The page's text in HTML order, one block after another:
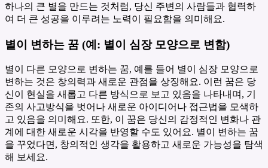
하나의 큰 별을 만드는 것처럼, 당신 주변의 사람들과 협력하
여 더 큰 성공을 이루려는 노력이 필요함을 의미해요.
별이 변하는 꿈 (예: 별이 심장 모양으로 변함)
별이 다른 모양으로 변하는 꿈, 예를 들어 별이 심장 모양으로
변하는 것은 창의력과 새로운 관점을 상징해요. 이런 꿈은 당
신이 현실을 새롭고 다른 방식으로 보고 있음을 나타내며, 기
존의 사고방식을 벗어나 새로운 아이디어나 접근법을 모색하
고 있음을 의미해요. 또한, 이 꿈은 당신의 감정적인 변화나 관
계에 대한 새로운 시각을 반영할 수도 있어요. 별이 변하는 꿈
을 꾸었다면, 창의적인 생각을 활용하고 새로운 가능성을 탐색
해 보세요.